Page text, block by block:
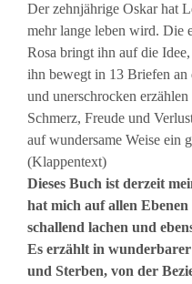
Der zehnjährige Oskar hat
mehr lange leben wird. Die
Rosa bringt ihn auf die
ihn bewegt in 13 Briefen an
und unerschrocken
Schmerz, Freude und
auf wundersame Weise ein
(Klappentext)
Dieses Buch ist derzeit
hat mich auf allen
schallend lachen und
Es erzählt in
und Sterben, von der